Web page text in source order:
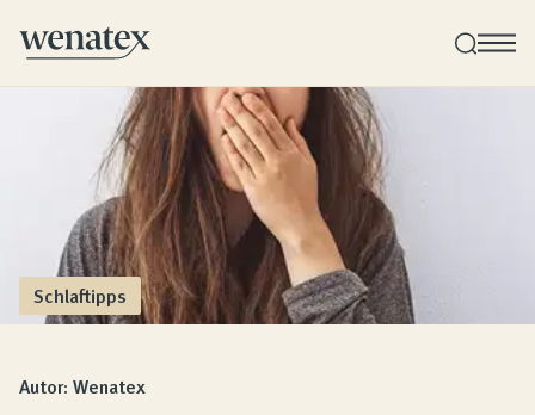
Wenatex Schlafberatung
Produktberatung zu Hause, im Store oder online!
Produkte
Qualität und Garantie
Schlaftipps
Autor: Wenatex